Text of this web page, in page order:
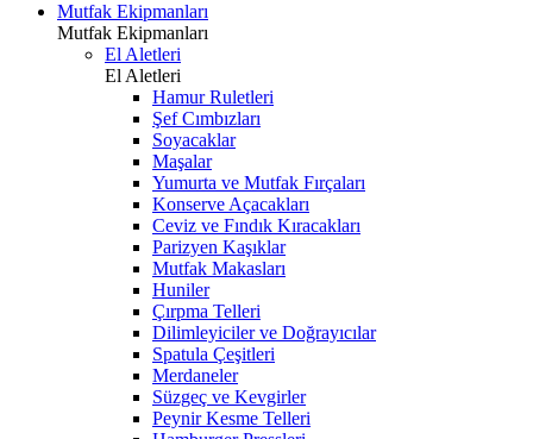
Mutfak Ekipmanları
Mutfak Ekipmanları
El Aletleri
El Aletleri
Hamur Ruletleri
Şef Cımbızları
Soyacaklar
Maşalar
Yumurta ve Mutfak Fırçaları
Konserve Açacakları
Ceviz ve Fındık Kıracakları
Parizyen Kaşıklar
Mutfak Makasları
Huniler
Çırpma Telleri
Dilimleyiciler ve Doğrayıcılar
Spatula Çeşitleri
Merdaneler
Süzgeç ve Kevgirler
Peynir Kesme Telleri